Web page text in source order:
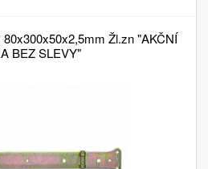
Žl.zn "AKČNÍ
BEZ SLEVY"